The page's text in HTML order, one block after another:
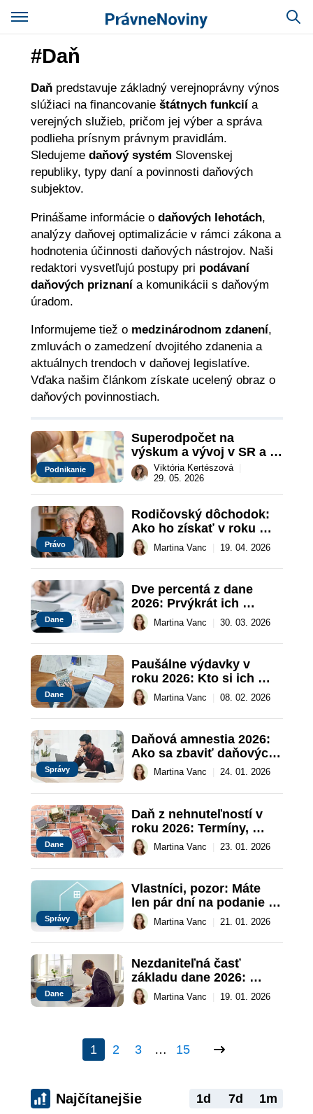
#Daň
Daňpredstavuje základný verejnoprávny výnos
slúžiaci na financovanie štátnych funkciía
verejných služieb, pričom jej výber a správa
podlieha prísnym právnym pravidlám.
Sledujeme daňový systém Slovenskej
republiky, typy daní a povinnosti daňových
subjektov.
Prinášame informácie o daňových lehotách,
analýzy daňovej optimalizácie v rámci zákona a
hodnotenia účinnosti daňových nástrojov. Naši
redaktori vysvetľujú postupy pri podávaní
daňových priznanía komunikácii s daňovým
úradom.
Informujeme tiež o medzinárodnom zdanení,
zmluvách o zamedzení dvojitého zdanenia a
aktuálnych trendoch v daňovej legislatíve.
Vďaka našim článkom získate ucelený obraz o
daňových povinnostiach.
Podnikanie
Superodpočet na
výskum a vývoj v SR a
ČR po novele 2026
Viktória Kertészová
29. 05. 2026
Právo
Rodičovský dôchodok:
Ako ho získať v roku
2026Martina Vanc 19. 04. 2026
Dane
Dve percentá z dane
2026: Prvýkrát ich
môžete poslať aj
rodičom
Martina Vanc 30. 03. 2026
Dane
Paušálne výdavky v
roku 2026: Kto si ich
(ne)môže uplatniť
Martina Vanc 08. 02. 2026
Správy
Daňová amnestia 2026:
Ako sa zbaviť daňových
dlhov bez pokút a úrokov
Martina Vanc 24. 01. 2026
Dane
Daň z nehnuteľností v
roku 2026: Termíny,
sadzby a oslobodenia
Martina Vanc 23. 01. 2026
Správy
Vlastníci, pozor: Máte
len pár dní na podanie
priznania k dani z
nehnuteľností
Martina Vanc 21. 01. 2026
Dane
Nezdaniteľná časť
základu dane 2026:
Výška, výpočet a
podmienky
Martina Vanc 19. 01. 2026
1 2 3 … 15
Najčítanejšie 1d 7d 1m